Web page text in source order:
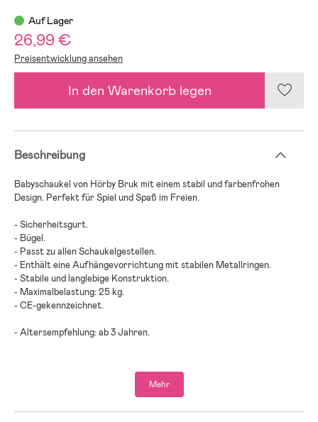
Auf Lager
26,99 €
Preisentwicklung ansehen
In den Warenkorb legen
Beschreibung
Babyschaukel von Hörby Bruk mit einem stabil und farbenfrohen
Design. Perfekt für Spiel und Spaß im Freien.
- Sicherheitsgurt.
- Bügel.
- Passt zu allen Schaukelgestellen.
- Enthält eine Aufhängevorrichtung mit stabilen Metallringen.
- Stabile und langlebige Konstruktion.
- Maximalbelastung: 25 kg.
- CE-gekennzeichnet.
- Altersempfehlung: ab 3 Jahren.
- Nur unter Aufsicht von Erwachsenen zu verwenden.
Mehr